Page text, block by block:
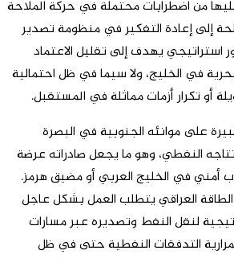
من اضطرابات محتملة في حركة الملاحة
إلى إعادة التفكير في منظومة تصدير
استراتيجي يهدف إلى تقليل الاعتماد
في الخليج، ولا سيما في ظل احتمالية
أو تكرار أزمات مماثلة في المستقبل.
على موانئه الجنوبية في البصرة
النفطي، وهو ما يجعل صادراته عرضة
أمني في الخليج العربي أو مضيق هرمز.
الطاقة العراقي يتطلب العمل بشكل عاجل
لنقل النفط وتصديره عبر مسارات
التدفقات النفطية حتى في ظل